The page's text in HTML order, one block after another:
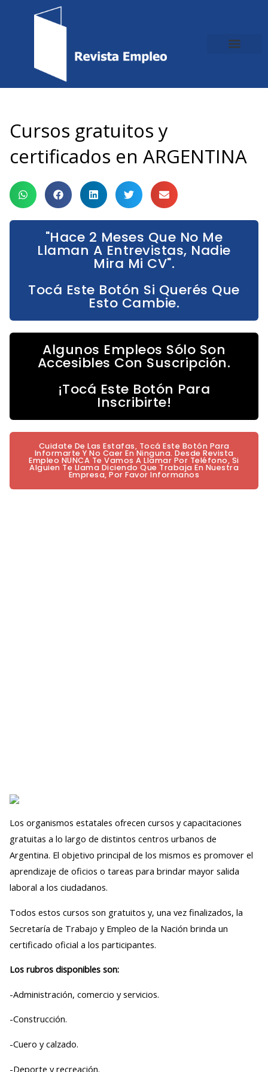
Cursos gratuitos y
certificados en ARGENTINA
"Hace 2 Meses Que No Me
Llaman A Entrevistas, Nadie
Mira Mi CV".
Tocá Este Botón Si Querés Que
Esto Cambie.
Algunos Empleos Sólo Son
Accesibles Con Suscripción.
¡Tocá Este Botón Para
Inscribirte!
Cuidate De Las Estafas, Tocá Este Botón Para
Informarte Y No Caer En Ninguna. Desde Revista
Empleo NUNCA Te Vamos A Llamar Por Teléfono, Si
Alguien Te Llama Diciendo Que Trabaja En Nuestra
Empresa, Por Favor Informanos
Los organismos estatales ofrecen cursos y capacitaciones
gratuitas a lo largo de distintos centros urbanos de
Argentina. El objetivo principal de los mismos es promover el
aprendizaje de oficios o tareas para brindar mayor salida
laboral a los ciudadanos.
Todos estos cursos son gratuitos y, una vez finalizados, la
Secretaría de Trabajo y Empleo de la Nación brinda un
certificado oficial a los participantes.
Los rubros disponibles son:
-Administración, comercio y servicios.
-Construcción.
-Cuero y calzado.
-Deporte y recreación.